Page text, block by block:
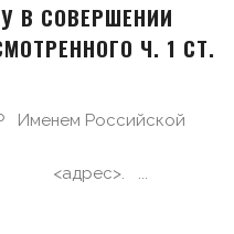
В СОВЕРШЕНИИ
Ч. 1 СТ.
Именем Российской
...